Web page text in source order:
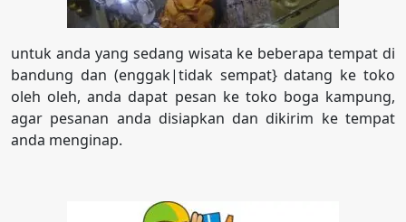
untuk anda yang sedang wisata ke beberapa tempat di
bandung dan (enggak|tidak sempat} datang ke toko
oleh oleh, anda dapat pesan ke toko boga kampung,
agar pesanan anda disiapkan dan dikirim ke tempat
anda menginap.